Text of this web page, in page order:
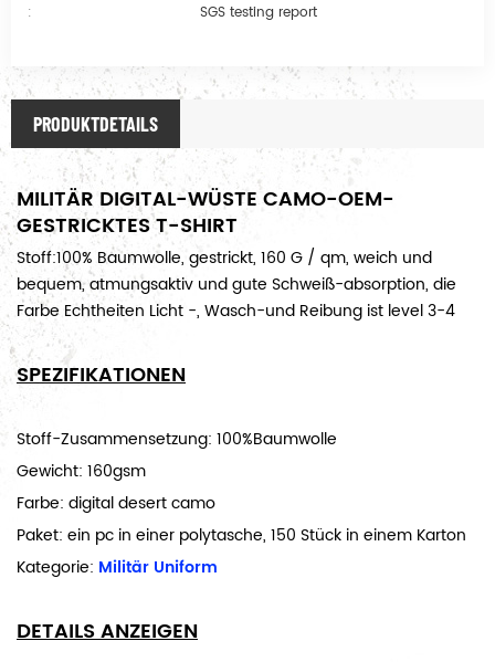
:
SGS testing report
PRODUKTDETAILS
MILITÄR DIGITAL-WÜSTE CAMO-OEM-
GESTRICKTES T-SHIRT
Stoff:100% Baumwolle, gestrickt, 160 G / qm, weich und
bequem, atmungsaktiv und gute Schweiß-absorption, die
Farbe Echtheiten Licht -, Wasch-und Reibung ist level 3-4
SPEZIFIKATIONEN
Stoff-Zusammensetzung: 100%Baumwolle
Gewicht: 160gsm
Farbe: digital desert camo
Paket: ein pc in einer polytasche, 150 Stück in einem Karton
Kategorie: Militär Uniform
DETAILS ANZEIGEN